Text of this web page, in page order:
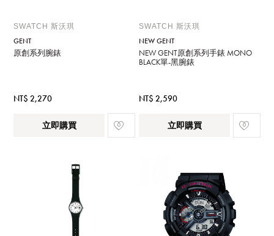
SWATCH 斯沃琪
GENT
原創系列腕錶
NT$ 2,270
立即購買
SWATCH 斯沃琪
NEW GENT
NEW GENT原創系列手錶 MONO
BLACK單-黑腕錶
NT$ 2,590
立即購買